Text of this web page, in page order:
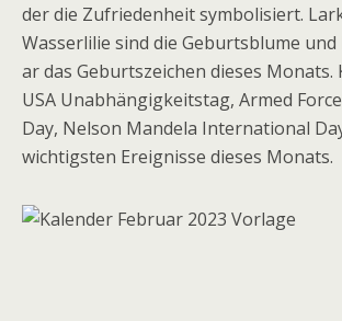
der die Zufriedenheit symbolisiert.
Wasserlilie sind die Geburtsblume und
ar das Geburtszeichen dieses Monats.
USA Unabhängigkeitstag, Armed
Day, Nelson Mandela International
wichtigsten Ereignisse dieses Monats.